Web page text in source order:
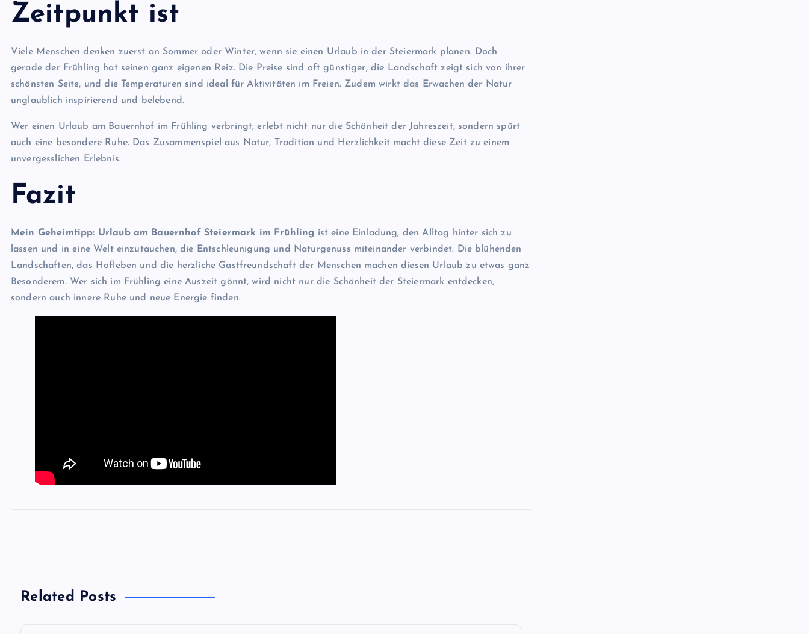
Zeitpunkt ist
Viele Menschen denken zuerst an Sommer oder Winter, wenn sie einen Urlaub in der Steiermark planen. Doch
gerade der Frühling hat seinen ganz eigenen Reiz. Die Preise sind oft günstiger, die Landschaft zeigt sich von ihrer
schönsten Seite, und die Temperaturen sind ideal für Aktivitäten im Freien. Zudem wirkt das Erwachen der Natur
unglaublich inspirierend und belebend.
Wer einen Urlaub am Bauernhof im Frühling verbringt, erlebt nicht nur die Schönheit der Jahreszeit, sondern spürt
auch eine besondere Ruhe. Das Zusammenspiel aus Natur, Tradition und Herzlichkeit macht diese Zeit zu einem
unvergesslichen Erlebnis.
Fazit
Mein Geheimtipp: Urlaub am Bauernhof Steiermark im Frühling ist eine Einladung, den Alltag hinter sich zu
lassen und in eine Welt einzutauchen, die Entschleunigung und Naturgenuss miteinander verbindet. Die blühenden
Landschaften, das Hofleben und die herzliche Gastfreundschaft der Menschen machen diesen Urlaub zu etwas ganz
Besonderem. Wer sich im Frühling eine Auszeit gönnt, wird nicht nur die Schönheit der Steiermark entdecken,
sondern auch innere Ruhe und neue Energie finden.
Related Posts